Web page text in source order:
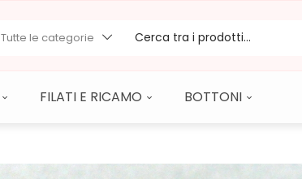
Tutte le categorie
FILATI E RICAMO BOTTONI